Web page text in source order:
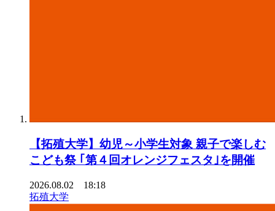
【拓殖大学】幼児～小学生対象 親子で楽しむ
こども祭 ｢第４回オレンジフェスタ｣を開催
2026.08.02 18:18
拓殖大学